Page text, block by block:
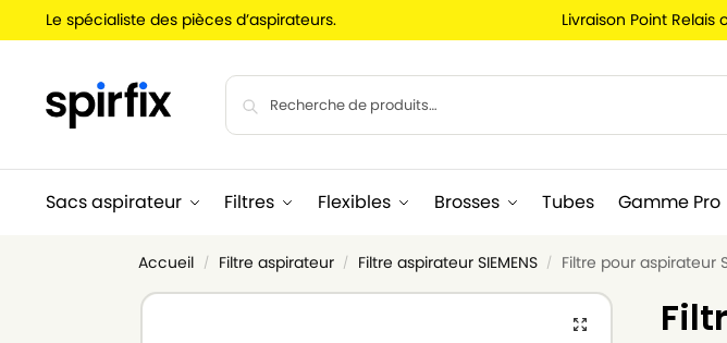
Le spécialiste des pièces d’aspirateurs. Livraison Point
Sacs aspirateur Filtres Flexibles Brosses Tubes Gamme Pro
Accueil / Filtre aspirateur / Filtre aspirateur SIEMENS / Filtre pour aspirateur